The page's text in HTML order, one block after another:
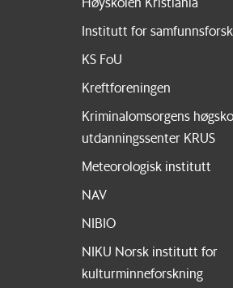
Institutt for
KS FoU
Kreftforeningen
Kriminalomsorgens
utdanningssenter KRUS
Meteorologisk institutt
NAV
NIBIO
NIKU Norsk institutt for
kulturminneforskning